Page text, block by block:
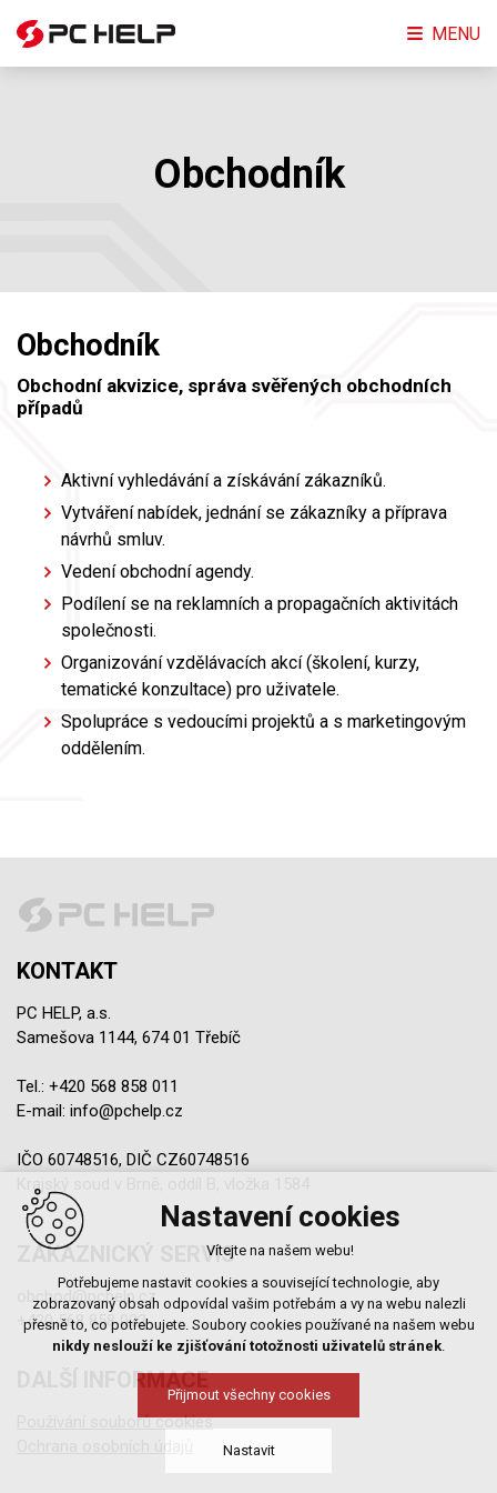
Obchodník
Obchodník
Obchodní akvizice, správa svěřených obchodních
případů
Aktivní vyhledávání a získávání zákazníků.
Vytváření nabídek, jednání se zákazníky a příprava
návrhů smluv.
Vedení obchodní agendy.
Podílení se na reklamních a propagačních aktivitách
společnosti.
Organizování vzdělávacích akcí (školení, kurzy,
tematické konzultace) pro uživatele.
Spolupráce s vedoucími projektů a s marketingovým
oddělením.
KONTAKT
PC HELP, a.s.
Samešova 1144, 674 01 Třebíč
Tel.: +420 568 858 011
E-mail: info@pchelp.cz
IČO 60748516, DIČ CZ60748516
Krajský soud v Brně, oddíl B, vložka 1584
ZÁKAZNICKÝ SERVIS
obchod@pchelp.cz
+420 568 858 022
DALŠÍ INFORMACE
Používání souborů cookies
MENU
Nastavení cookies
Vítejte na našem webu!
Potřebujeme nastavit cookies a související technologie, aby
zobrazovaný obsah odpovídal vašim potřebám a vy na webu nalezli
přesně to, co potřebujete. Soubory cookies používané na našem webu
nikdy neslouží ke zjišťování totožnosti uživatelů stránek.
Přijmout všechny cookies
Nastavit